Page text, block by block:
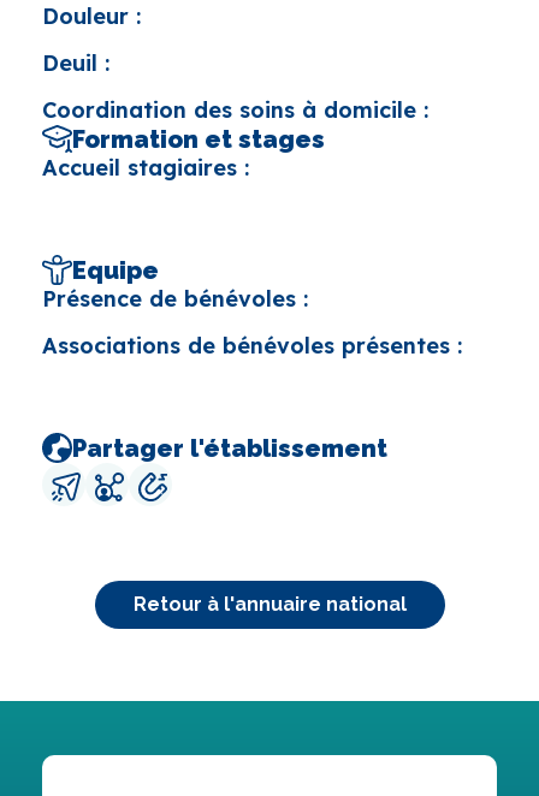
Douleur :
Deuil :
Coordination des soins à domicile :
Formation et stages
Accueil stagiaires :
Equipe
Présence de bénévoles :
Associations de bénévoles présentes :
Partager l'établissement
Retour à l'annuaire national